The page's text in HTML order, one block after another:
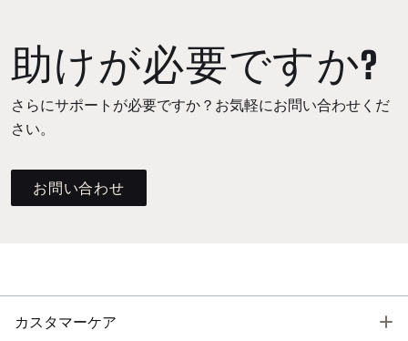
助けが必要ですか?
さらにサポートが必要ですか？お気軽にお問い合わせくだ
さい。
お問い合わせ
カスタマーケア